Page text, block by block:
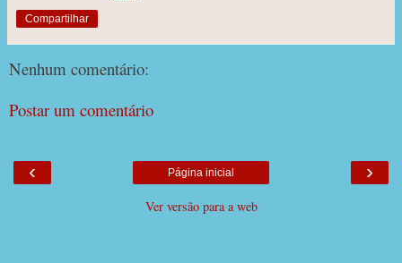
Compartilhar
Nenhum comentário:
Postar um comentário
‹ ›
Página inicial
Ver versão para a web